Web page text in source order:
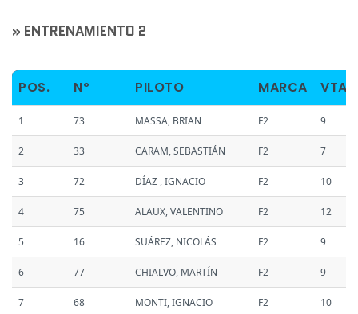
» ENTRENAMIENTO 2
POS. Nº PILOTO MARCA VTAS
1 73 MASSA, BRIAN F2 9
2 33 CARAM, SEBASTIÁN F2 7
3 72 DÍAZ , IGNACIO F2 10
4 75 ALAUX, VALENTINO F2 12
5 16 SUÁREZ, NICOLÁS F2 9
6 77 CHIALVO, MARTÍN F2 9
7 68 MONTI, IGNACIO F2 10